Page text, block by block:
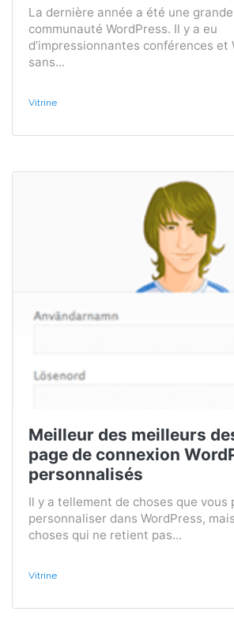
La dernière année a été une
communauté WordPress. Il y a eu
d’impressionnantes conférences et
sans...
Vitrine
Meilleur des meilleurs
page de connexion
personnalisés
Il y a tellement de choses que vous
personnaliser dans WordPress,
choses qui ne retient pas...
Vitrine